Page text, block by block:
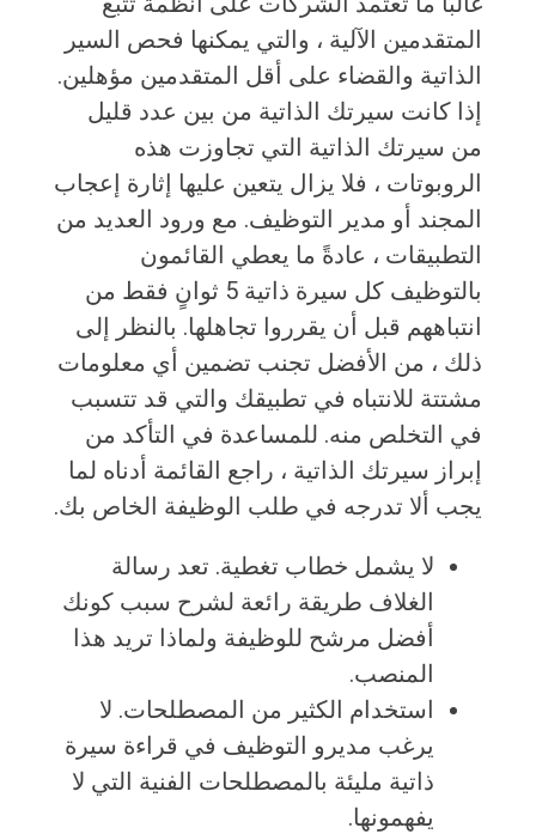
المتقدمين الآلية ، والتي يمكنها فحص السير
الذاتية والقضاء على أقل المتقدمين مؤهلين.
إذا كانت سيرتك الذاتية من بين عدد قليل
من سيرتك الذاتية التي تجاوزت هذه
الروبوتات ، فلا يزال يتعين عليها إثارة إعجاب
المجند أو مدير التوظيف. مع ورود العديد من
التطبيقات ، عادةً ما يعطي القائمون
بالتوظيف كل سيرة ذاتية 5 ثوانٍ فقط من
انتباههم قبل أن يقرروا تجاهلها. بالنظر إلى
ذلك ، من الأفضل تجنب تضمين أي معلومات
مشتتة للانتباه في تطبيقك والتي قد تتسبب
في التخلص منه. للمساعدة في التأكد من
إبراز سيرتك الذاتية ، راجع القائمة أدناه لما
يجب ألا تدرجه في طلب الوظيفة الخاص بك.
لا يشمل خطاب تغطية. تعد رسالة
الغلاف طريقة رائعة لشرح سبب كونك
أفضل مرشح للوظيفة ولماذا تريد هذا
المنصب.
استخدام الكثير من المصطلحات. لا
يرغب مديرو التوظيف في قراءة سيرة
ذاتية مليئة بالمصطلحات الفنية التي لا
يفهمونها.